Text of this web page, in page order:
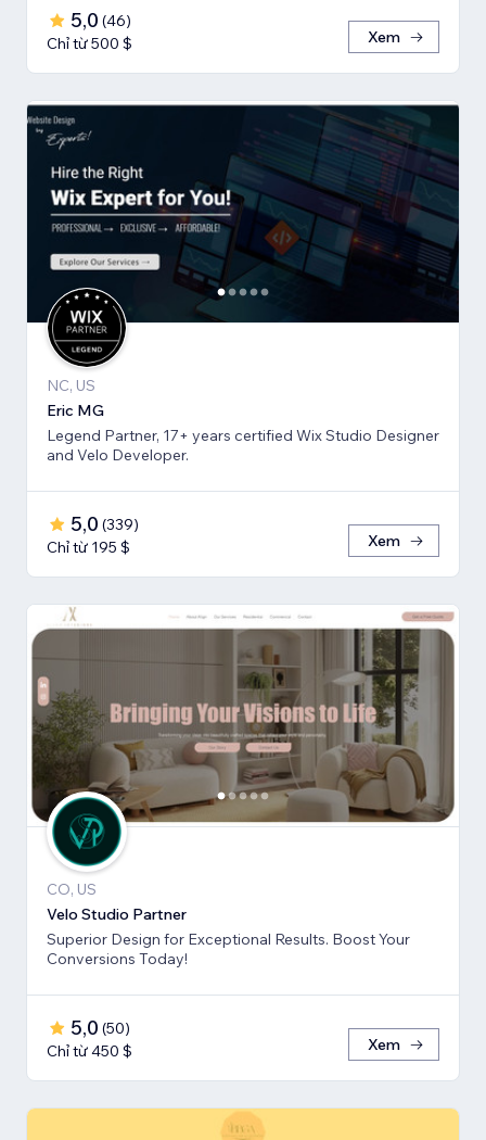
5,0 (46)
Chỉ từ 500 $
Xem
NC, US
Eric MG
Legend Partner, 17+ years certified Wix Studio Designer
and Velo Developer.
5,0 (339)
Chỉ từ 195 $
Xem
CO, US
Velo Studio Partner
Superior Design for Exceptional Results. Boost Your
Conversions Today!
5,0 (50)
Chỉ từ 450 $
Xem